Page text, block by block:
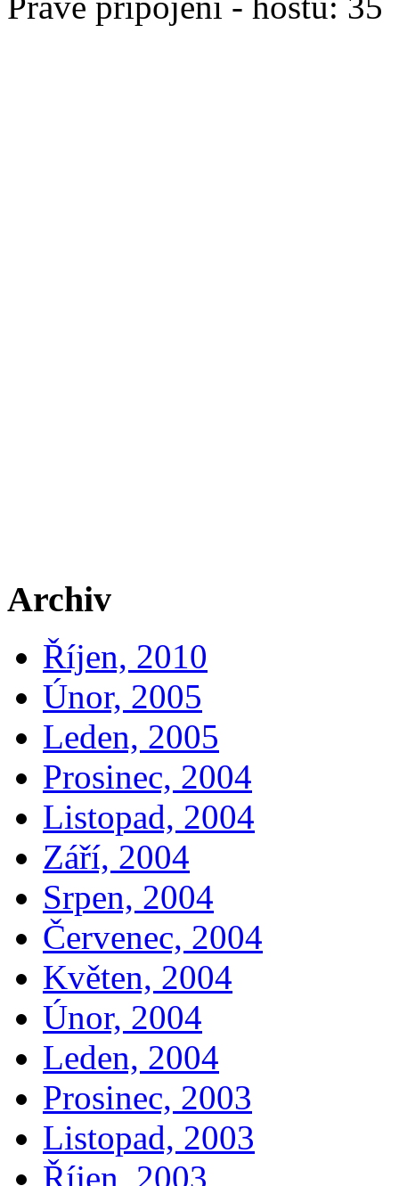
Archiv
Říjen, 2010
Únor, 2005
Leden, 2005
Prosinec, 2004
Listopad, 2004
Září, 2004
Srpen, 2004
Červenec, 2004
Květen, 2004
Únor, 2004
Leden, 2004
Prosinec, 2003
Listopad, 2003
Říjen, 2003